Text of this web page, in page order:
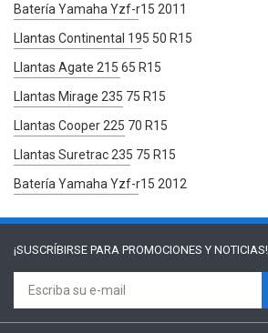
Batería Yamaha Yzf-r15 2011
Llantas Continental 195 50 R15
Llantas Agate 215 65 R15
Llantas Mirage 235 75 R15
Llantas Cooper 225 70 R15
Llantas Suretrac 235 75 R15
Batería Yamaha Yzf-r15 2012
¡SUSCRÍBIRSE PARA PROMOCIONES Y NOTICIAS!